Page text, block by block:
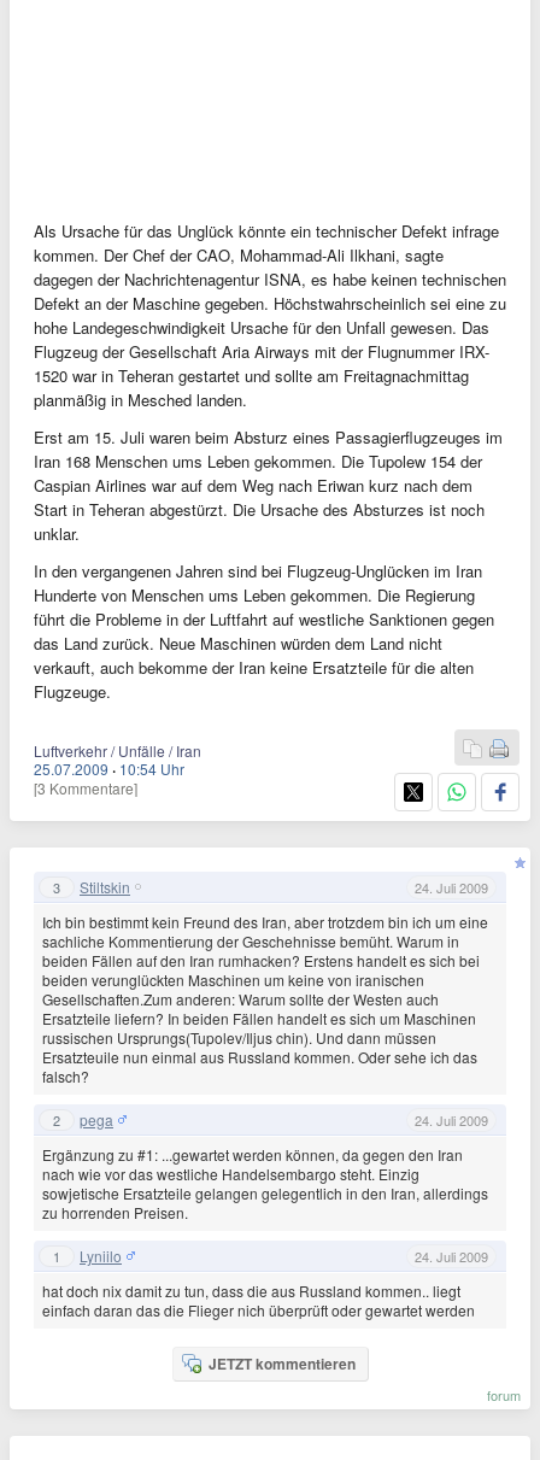
Als Ursache für das Unglück könnte ein technischer Defekt infrage
kommen. Der Chef der CAO, Mohammad-Ali Ilkhani, sagte
dagegen der Nachrichtenagentur ISNA, es habe keinen technischen
Defekt an der Maschine gegeben. Höchstwahrscheinlich sei eine zu
hohe Landegeschwindigkeit Ursache für den Unfall gewesen. Das
Flugzeug der Gesellschaft Aria Airways mit der Flugnummer IRX-
1520 war in Teheran gestartet und sollte am Freitagnachmittag
planmäßig in Mesched landen.
Erst am 15. Juli waren beim Absturz eines Passagierflugzeuges im
Iran 168 Menschen ums Leben gekommen. Die Tupolew 154 der
Caspian Airlines war auf dem Weg nach Eriwan kurz nach dem
Start in Teheran abgestürzt. Die Ursache des Absturzes ist noch
unklar.
In den vergangenen Jahren sind bei Flugzeug-Unglücken im Iran
Hunderte von Menschen ums Leben gekommen. Die Regierung
führt die Probleme in der Luftfahrt auf westliche Sanktionen gegen
das Land zurück. Neue Maschinen würden dem Land nicht
verkauft, auch bekomme der Iran keine Ersatzteile für die alten
Flugzeuge.
Luftverkehr / Unfälle / Iran
25.07.2009 · 10:54 Uhr
[3 Kommentare]
3 Stiltskin 24. Juli 2009
Ich bin bestimmt kein Freund des Iran, aber trotzdem bin ich um eine
sachliche Kommentierung der Geschehnisse bemüht. Warum in
beiden Fällen auf den Iran rumhacken? Erstens handelt es sich bei
beiden verunglückten Maschinen um keine von iranischen
Gesellschaften.Zum anderen: Warum sollte der Westen auch
Ersatzteile liefern? In beiden Fällen handelt es sich um Maschinen
russischen Ursprungs(Tupolev/Iljus chin). Und dann müssen
Ersatzteuile nun einmal aus Russland kommen. Oder sehe ich das
falsch?
2 pega 24. Juli 2009
Ergänzung zu #1: ...gewartet werden können, da gegen den Iran
nach wie vor das westliche Handelsembargo steht. Einzig
sowjetische Ersatzteile gelangen gelegentlich in den Iran, allerdings
zu horrenden Preisen.
1 Lyniilo 24. Juli 2009
hat doch nix damit zu tun, dass die aus Russland kommen.. liegt
einfach daran das die Flieger nich überprüft oder gewartet werden
JETZT kommentieren
forum